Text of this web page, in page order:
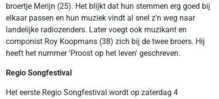
broertje Merijn (25). Het blijkt dat hun stemmen erg goed bij
elkaar passen en hun muziek vindt al snel z'n weg naar
landelijke radiozenders. Later voegt ook muzikant en
componist Roy Koopmans (38) zich bij de twee broers. Hij
heeft het nummer 'Proost op het leven' geschreven.
Regio Songfestival
Het eerste Regio Songfestival wordt op zaterdag 4